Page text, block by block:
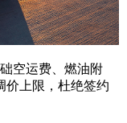
空运费、燃油附
价上限，杜绝签约